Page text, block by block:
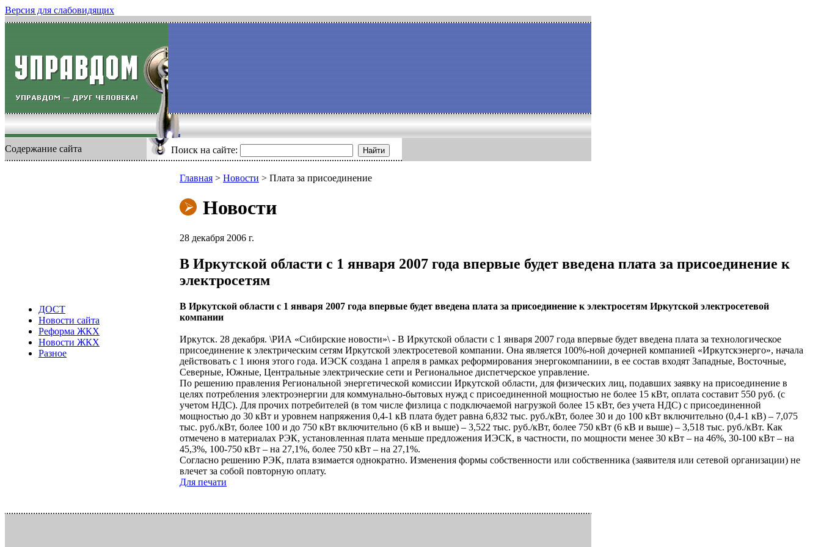
Версия для слабовидящих
Содержание сайта Поиск на сайте: Найти
ДОСТ
Новости сайта
Реформа ЖКХ
Новости ЖКХ
Разное
Главная > Новости > Плата за присоединение
Новости
28 декабря 2006 г.
В Иркутской области с 1 января 2007 года впервые будет введена плата за присоединение к
электросетям
В Иркутской области с 1 января 2007 года впервые будет введена плата за присоединение к электросетям Иркутской электросетевой
компании
Иркутск. 28 декабря. \РИА «Сибирские новости»\ - В Иркутской области с 1 января 2007 года впервые будет введена плата за технологическое
присоединение к электрическим сетям Иркутской электросетевой компании. Она является 100%-ной дочерней компанией «Иркутскэнерго», начала
действовать с 1 июня этого года. ИЭСК создана 1 апреля в рамках реформирования энергокомпаниии, в ее состав входят Западные, Восточные,
Северные, Южные, Центральные электрические сети и Региональное диспетчерское управление.
По решению правления Региональной энергетической комиссии Иркутской области, для физических лиц, подавших заявку на присоединение в
целях потребления электроэнергии для коммунально-бытовых нужд с присоединенной мощностью не более 15 кВт, оплата составит 550 руб. (с
учетом НДС). Для прочих потребителей (в том числе физлица с подключаемой нагрузкой более 15 кВт, без учета НДС) с присоединенной
мощностью до 30 кВт и уровнем напряжения 0,4-1 кВ плата будет равна 6,832 тыс. руб./кВт, более 30 и до 100 кВт включительно (0,4-1 кВ) – 7,075
тыс. руб./кВт, более 100 и до 750 кВт включительно (6 кВ и выше) – 3,522 тыс. руб./кВт, более 750 кВт (6 кВ и выше) – 3,518 тыс. руб./кВт. Как
отмечено в материалах РЭК, установленная плата меньше предложения ИЭСК, в частности, по мощности менее 30 кВт – на 46%, 30-100 кВт – на
45,3%, 100-750 кВт – на 27,1%, более 750 кВт – на 27,1%.
Согласно решению РЭК, плата взимается однократно. Изменения формы собственности или собственника (заявителя или сетевой организации) не
влечет за собой повторную оплату.
Для печати